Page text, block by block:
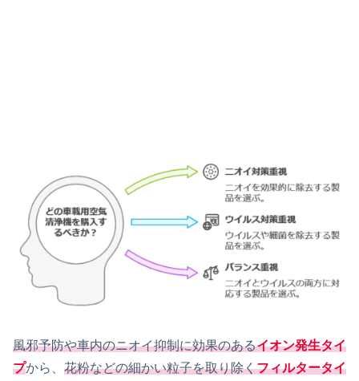
風邪予防や車内のニオイ抑制に効果のあるイオン発生タイ
プから、 花粉などの細かい粒子を取り除くフィルタータイ